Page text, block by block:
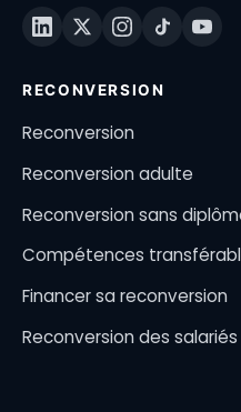
RECONVERSION
Reconversion
Reconversion adulte
Reconversion sans
Compétences
Financer sa reconversion
Reconversion des salariés